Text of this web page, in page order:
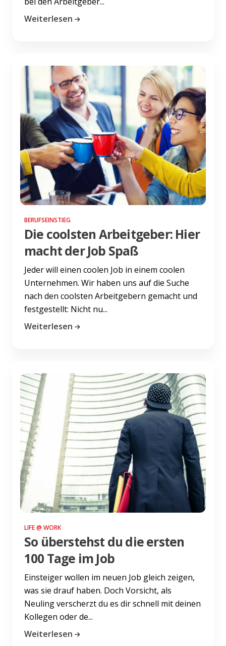
Weiterlesen
BERUFSEINSTIEG
Die coolsten Arbeitgeber: Hier
macht der Job Spaß
Jeder will einen coolen Job in einem coolen
Unternehmen. Wir haben uns auf die Suche
nach den coolsten Arbeitgebern gemacht und
festgestellt: Nicht nu...
Weiterlesen
LIFE @ WORK
So überstehst du die ersten
100 Tage im Job
Einsteiger wollen im neuen Job gleich zeigen,
was sie drauf haben. Doch Vorsicht, als
Neuling verscherzt du es dir schnell mit deinen
Kollegen oder de...
Weiterlesen